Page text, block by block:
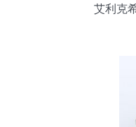
艾利克